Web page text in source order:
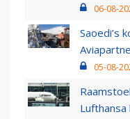
06-08-
Saoedi’s
05-08-